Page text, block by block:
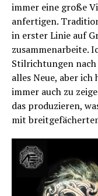
immer eine große
anfertigen.
in erster Linie auf
zusammenarbeite.
Stilrichtungen
alles Neue, aber ich
immer auch zu
das produzieren,
mit